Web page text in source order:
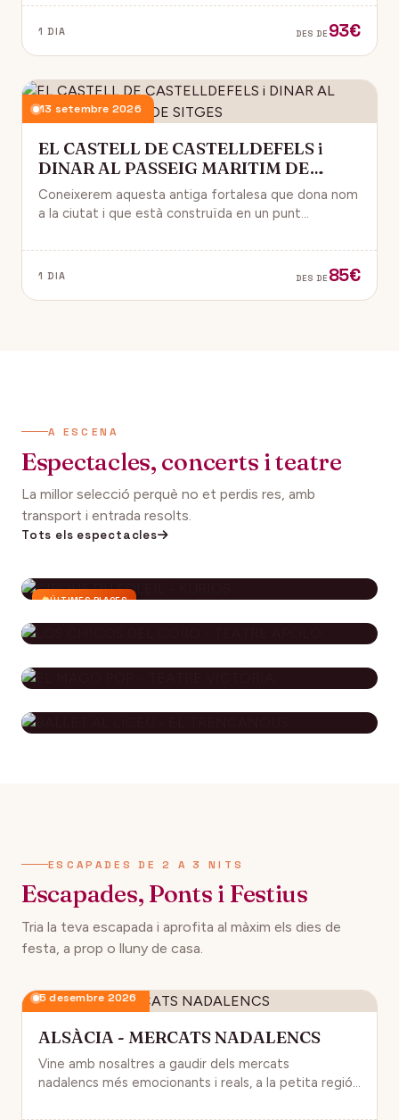
1 DIA DES DE 93€
13 setembre 2026
EL CASTELL DE CASTELLDEFELS i
DINAR AL PASSEIG MARITIM DE
SITGES
Coneixerem aquesta antiga fortalesa que dona nom
a la ciutat i que està construïda en un punt
1 DIA DES DE 85€
A ESCENA
Espectacles, concerts i teatre
La millor selecció perquè no et perdis res, amb
transport i entrada resolts.
Tots els espectacles
ÚLTIMES PLACES
CIRQUE DU SOLEIL - KURIOS
LOS CHICOS DEL CORO - TEATRE
APOLO
EL MAGO POP - TEATRE
VICTÒRIA
ESCAPADES DE 2 A 3 NITS
Escapades, Ponts i Festius
Tria la teva escapada i aprofita al màxim els dies de
festa, a prop o lluny de casa.
5 desembre 2026
ALSÀCIA - MERCATS NADALENCS
Vine amb nosaltres a gaudir dels mercats
nadalencs més emocionants i reals, a la petita regió